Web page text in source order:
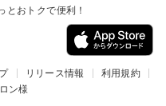
とおトクで便利！
リリース情報
利用規約
ン様